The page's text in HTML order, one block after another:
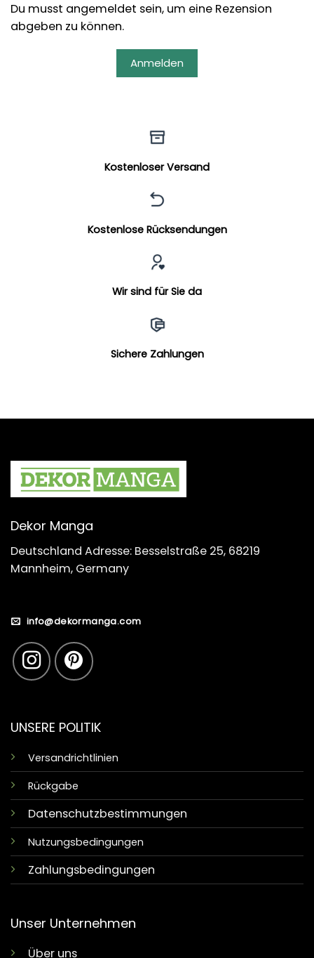
Du musst angemeldet sein, um eine Rezension
abgeben zu können.
Anmelden
Kostenloser Versand
Kostenlose Rücksendungen
Wir sind für Sie da
Sichere Zahlungen
Dekor Manga
Deutschland Adresse: Besselstraße 25, 68219
Mannheim, Germany
info@dekormanga.com
UNSERE POLITIK
Versandrichtlinien
Rückgabe
Datenschutzbestimmungen
Nutzungsbedingungen
Zahlungsbedingungen
Unser Unternehmen
Über uns